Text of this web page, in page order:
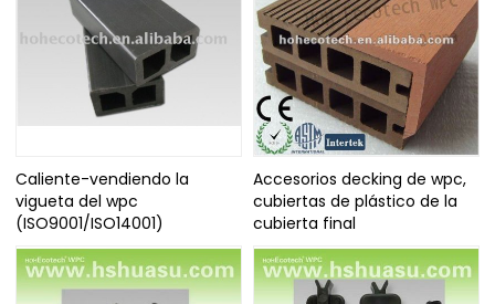
Caliente-vendiendo la
vigueta del wpc
(ISO9001/ISO14001)
Accesorios decking de wpc,
cubiertas de plástico de la
cubierta final